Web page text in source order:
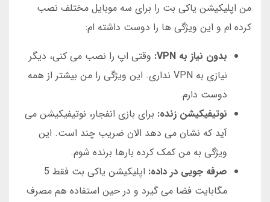
من اپلیکیشن یاکی بت را برای سه موبایل مختلف نصب
کرده ام و این ویژگی ها را دوست داشته ام:
بدون نیاز به VPN:
وقتی اپ را نصب می کنی، دیگر
نیازی به VPN نداری. این ویژگی را من بیشتر از همه
دوست دارم.
نوتیفیکیشن زنده: برای بازی انفجار، نوتیفیکیشن می
آید که نشان می دهد الان ضریب چند است. این
ویژگی به من کمک کرده بارها برنده شوم.
صرفه جویی در داده:
اپلیکیشن یاکی بت فقط 5
مگابایت فضا می گیرد و در حین استفاده هم مصرف